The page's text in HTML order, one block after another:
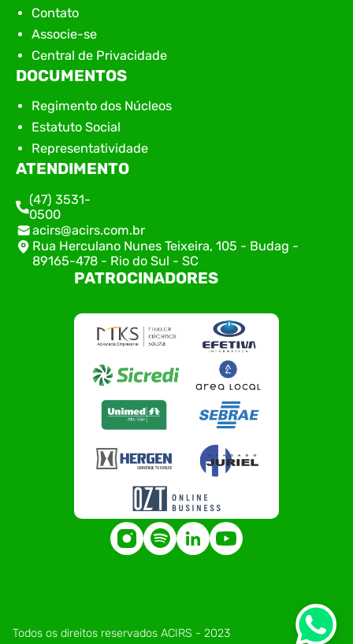
Contato
Associe-se
Central de Privacidade
DOCUMENTOS
Regimento dos Núcleos
Estatuto Social
Representatividade
ATENDIMENTO
(47) 3531-
0500
acirs@acirs.com.br
Rua Herculano Nunes Teixeira, 105 - Budag -
89165-478 - Rio do Sul - SC
PATROCINADORES
Todos os direitos reservados ACIRS - 2023